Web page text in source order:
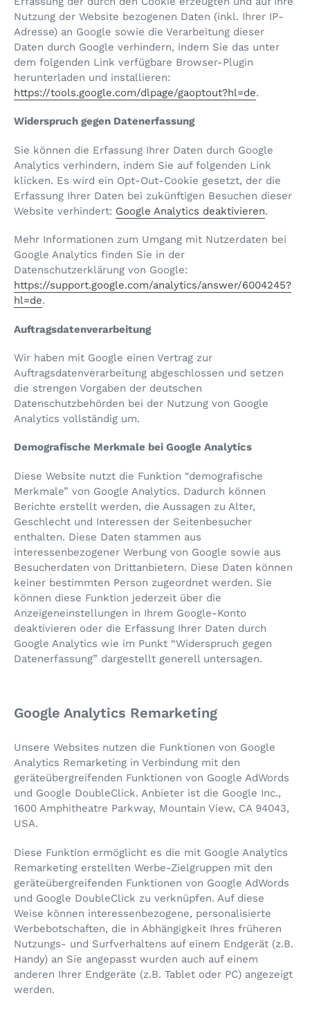
Nutzung der Website bezogenen Daten (inkl. Ihrer IP-
Adresse) an Google sowie die Verarbeitung dieser
Daten durch Google verhindern, indem Sie das unter
dem folgenden Link verfügbare Browser-Plugin
herunterladen und installieren:
https://tools.google.com/dlpage/gaoptout?hl=de.
Widerspruch gegen Datenerfassung
Sie können die Erfassung Ihrer Daten durch Google
Analytics verhindern, indem Sie auf folgenden Link
klicken. Es wird ein Opt-Out-Cookie gesetzt, der die
Erfassung Ihrer Daten bei zukünftigen Besuchen dieser
Website verhindert: Google Analytics deaktivieren.
Mehr Informationen zum Umgang mit Nutzerdaten bei
Google Analytics finden Sie in der
Datenschutzerklärung von Google:
https://support.google.com/analytics/answer/6004245?
hl=de.
Auftragsdatenverarbeitung
Wir haben mit Google einen Vertrag zur
Auftragsdatenverarbeitung abgeschlossen und setzen
die strengen Vorgaben der deutschen
Datenschutzbehörden bei der Nutzung von Google
Analytics vollständig um.
Demografische Merkmale bei Google Analytics
Diese Website nutzt die Funktion “demografische
Merkmale” von Google Analytics. Dadurch können
Berichte erstellt werden, die Aussagen zu Alter,
Geschlecht und Interessen der Seitenbesucher
enthalten. Diese Daten stammen aus
interessenbezogener Werbung von Google sowie aus
Besucherdaten von Drittanbietern. Diese Daten können
keiner bestimmten Person zugeordnet werden. Sie
können diese Funktion jederzeit über die
Anzeigeneinstellungen in Ihrem Google-Konto
deaktivieren oder die Erfassung Ihrer Daten durch
Google Analytics wie im Punkt “Widerspruch gegen
Datenerfassung” dargestellt generell untersagen.
Google Analytics Remarketing
Unsere Websites nutzen die Funktionen von Google
Analytics Remarketing in Verbindung mit den
geräteübergreifenden Funktionen von Google AdWords
und Google DoubleClick. Anbieter ist die Google Inc.,
1600 Amphitheatre Parkway, Mountain View, CA 94043,
USA.
Diese Funktion ermöglicht es die mit Google Analytics
Remarketing erstellten Werbe-Zielgruppen mit den
geräteübergreifenden Funktionen von Google AdWords
und Google DoubleClick zu verknüpfen. Auf diese
Weise können interessenbezogene, personalisierte
Werbebotschaften, die in Abhängigkeit Ihres früheren
Nutzungs- und Surfverhaltens auf einem Endgerät (z.B.
Handy) an Sie angepasst wurden auch auf einem
anderen Ihrer Endgeräte (z.B. Tablet oder PC) angezeigt
werden.